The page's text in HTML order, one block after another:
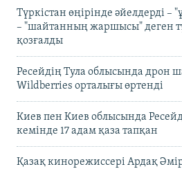
Түркістан өңірінде әйелдерді –
– "шайтанның жаршысы" деген
қозғалды
Ресейдің Тула облысында дрон
Wildberries орталығы өртенді
Киев пен Киев облысында
кемінде 17 адам қаза тапқан
Қазақ кинорежиссері Ардақ